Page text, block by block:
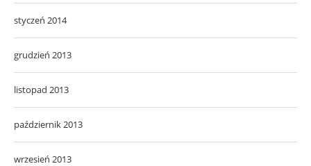
styczeń 2014
grudzień 2013
listopad 2013
październik 2013
wrzesień 2013